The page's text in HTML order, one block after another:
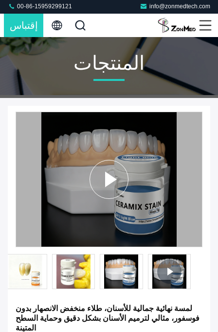
info@zonmedtech.com
00-86-15959299121
إقتباس
المنتجات
لمسة نهائية جمالية للأسنان، طلاء منخفض الانصهار بدون
فوسفور، مثالي لترميم الأسنان بشكل دقيق وحماية السطح
المتينة